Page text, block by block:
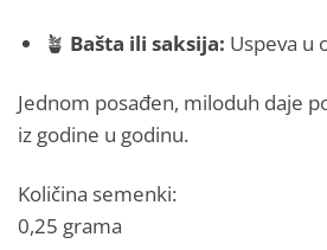
🪴 Bašta ili saksija: Uspeva u
Jednom posađen, miloduh daje
iz godine u godinu.
Količina semenki:
0,25 grama